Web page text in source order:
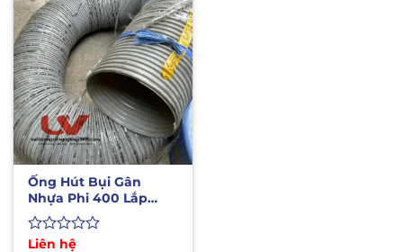
Ống Hút Bụi Gân
Nhựa Phi 400 Lắp
Quạt Hút Bụi Công
Nghiệp
Được
Liên hệ